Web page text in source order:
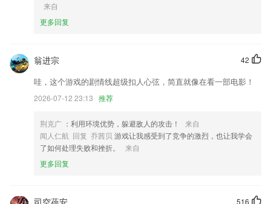
黄金城游戏大厅软件优势
2.知名专家展示经典治疗方案，推广规范化治疗理念
3.【小工具】全面支持图片批量生成pdf功能,支持文字生成pdf功能
4.·可将任意句子设为重点句并可单独显示
5.基于最新的教科书章节，并根据教科书和相关法律法规对试题库中的试
题进行详细分析。
6.国际领先的AZ分级阅读法，914岁孩子都能找到自己喜欢的；
黄金城游戏大厅更新了什么?
来自
更多回复
42
翁进宗
哇，这个游戏的剧情线超级扣人心弦，简直就像在看一部电影！
2026-07-12 23:13 推荐
荆克广 ：利用环境优势，躲避敌人的攻击！
来自
闻人仁航 回复 乔茜贝 游戏让我感受到了竞争的激烈，也让我学会
了如何处理失败和挫折。
来自
更多回复
516
司空蓓安